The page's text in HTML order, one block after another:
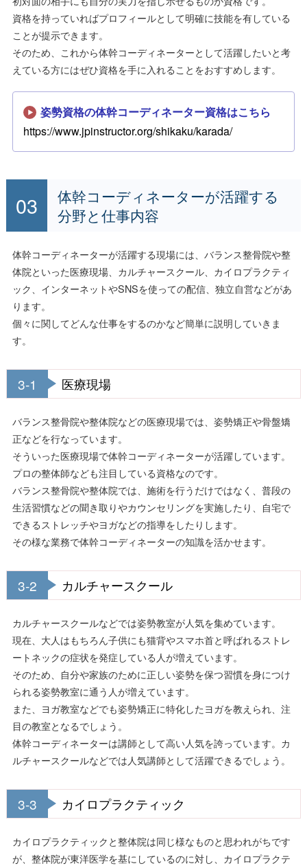
資格を持っていればプロフィールとして明確に技能を有している
ことが提示できます。
そのため、これから体幹コーディネーターとして活躍したいと考
えている方にはぜひ資格を手に入れることをおすすめします。
姿勢資格の体幹コーディネーター資格はこちら
https://www.jpinstructor.org/shikaku/karada/
体幹コーディネーターが活躍する
分野と仕事内容
体幹コーディネーターが活躍する現場には、バランス整骨院や整
体院といった医療現場、カルチャースクール、カイロプラクティ
ック、インターネットやSNSを使っての配信、独立自営などがあ
ります。
個々に関してどんな仕事をするのかなど簡単に説明していきま
す。
3-1 医療現場
バランス整骨院や整体院などの医療現場では、姿勢矯正や骨盤矯
正などを行なっています。
そういった医療現場で体幹コーディネーターが活躍しています。
プロの整体師なども注目している資格なのです。
バランス整骨院や整体院では、施術を行うだけではなく、普段の
生活習慣などの聞き取りやカウンセリングを実施したり、自宅で
できるストレッチやヨガなどの指導をしたりします。
その様な業務で体幹コーディネーターの知識を活かせます。
3-2 カルチャースクール
カルチャースクールなどでは姿勢教室が人気を集めています。
現在、大人はもちろん子供にも猫背やスマホ首と呼ばれるストレ
ートネックの症状を発症している人が増えています。
そのため、自分や家族のために正しい姿勢を保つ習慣を身につけ
られる姿勢教室に通う人が増えています。
また、ヨガ教室などでも姿勢矯正に特化したヨガを教えられ、注
目の教室となるでしょう。
体幹コーディネーターは講師として高い人気を誇っています。カ
ルチャースクールなどでは人気講師として活躍できるでしょう。
3-3 カイロプラクティック
カイロプラクティックと整体院は同じ様なものと思われがちです
が、整体院が東洋医学を基にしているのに対し、カイロプラクテ